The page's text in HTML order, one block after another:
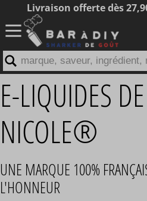
E-LIQUIDES
NICOLE®
UNE MARQUE 100%
L'HONNEUR
Livraison offerte dès